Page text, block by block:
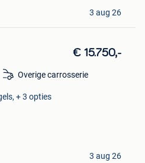
3 aug 26
€ 15.750,-
Overige carrosserie
+ 3 opties
3 aug 26